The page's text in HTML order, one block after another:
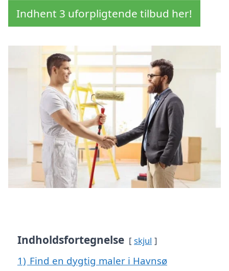
Indhent 3 uforpligtende tilbud her!
Indholdsfortegnelse skjul
1) Find en dygtig maler i Havnsø